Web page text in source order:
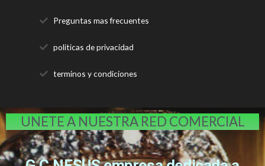
Preguntas mas frecuentes
politicas de privacidad
terminos y condiciones
UNETE A NUESTRA RED COMERCIAL